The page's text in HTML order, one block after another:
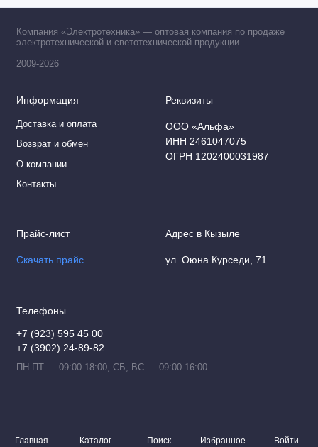
Главная Каталог Поиск Избранное Войти
Компания «Электротехника» — оптовая компания по продаже
электротехнической и светотехнической продукции
2009-2026
Информация
Доставка и оплата
Возврат и обмен
О компании
Контакты
Реквизиты
ООО «Альфа»
ИНН 2461047075
ОГРН 1202400031987
Прайс-лист
Скачать прайс
Адрес в Кызыле
ул. Оюна Курседи, 71
Телефоны
+7 (923) 595 45 00
+7 (3902) 24-89-82
ПН-ПТ — 09:00-18:00, СБ, ВС — 09:00-16:00